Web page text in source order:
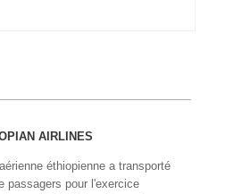
AIRLINES
éthiopienne a transporté
passagers pour l'exercice